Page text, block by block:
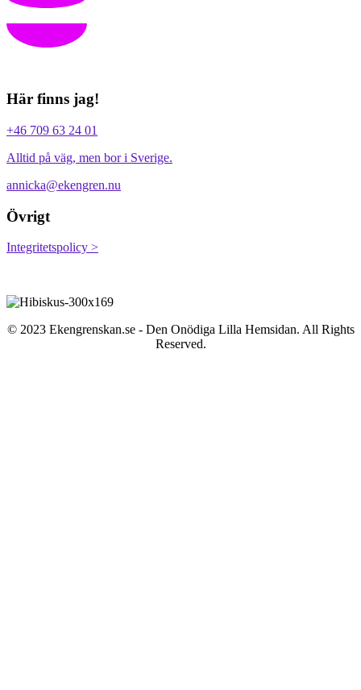
Här finns jag!
+46 709 63 24 01
Alltid på väg, men bor i Sverige.
annicka@ekengren.nu
Övrigt
Integritetspolicy >
© 2023 Ekengrenskan.se - Den Onödiga Lilla Hemsidan. All Rights
Reserved.